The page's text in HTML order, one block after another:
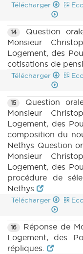
Télécharger
14
Question
Monsieur
Logement, des
cotisations de
Télécharger
15
Question
Monsieur
Logement, des
composition du
Nethys Question
Monsieur
Logement, des
procédure de
Nethys
Télécharger
16
Réponse de
Logement, des
répliques.